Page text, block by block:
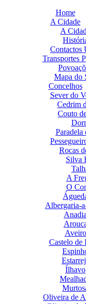
Home
A Cidade
A
Contactos
Transportes
Mapa do
Concelhos
Sever do
Cedrim
Couto
Paradela
Rocas
Silva
A
O
Albergaria-
Anadia
Aveiro
Castelo de
Ílhavo
Oliveira de